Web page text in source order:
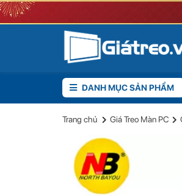
DANH MỤC SẢN PHẨM
Giới thiệu sản phẩm
Trang chủ Giá Treo Màn PC